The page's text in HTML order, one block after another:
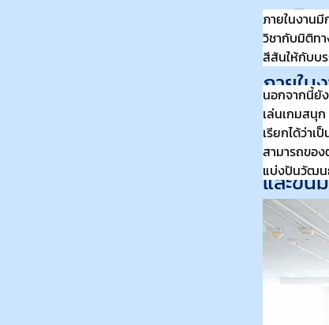
และมิต
กุมภาพั
ภายใน
สะท้อน
วัฒนธร
และขน
ภายในงาน
วิชากับมิติท
สีสันให้กับบ
นอกจากนี้ยั
เล่นเกมสนุ
เรียกได้ว่า
สามารถขอ
แบ่งปันวัฒน